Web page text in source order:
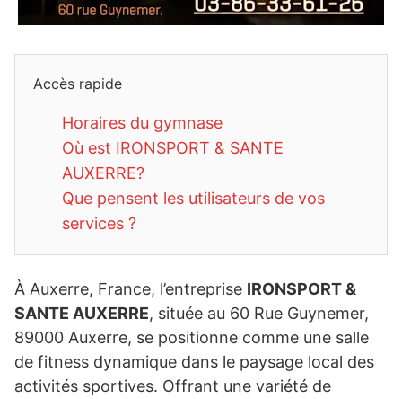
Accès rapide
Horaires du gymnase
Où est IRONSPORT & SANTE
AUXERRE?
Que pensent les utilisateurs de vos
services ?
À Auxerre, France, l’entreprise IRONSPORT &
SANTE AUXERRE, située au 60 Rue Guynemer,
89000 Auxerre, se positionne comme une salle
de fitness dynamique dans le paysage local des
activités sportives. Offrant une variété de